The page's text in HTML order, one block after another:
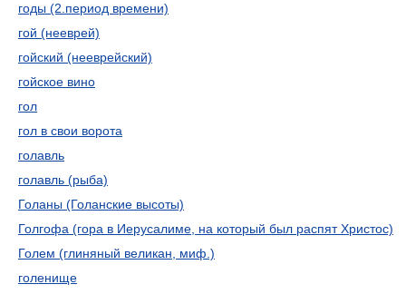
годы (2.период времени)
гой (нееврей)
гойский (нееврейский)
гойское вино
гол
гол в свои ворота
голавль
голавль (рыба)
Голаны (Голанские высоты)
Голгофа (гора в Иерусалиме, на который был распят Христос)
Голем (глиняный великан, миф.)
голенище